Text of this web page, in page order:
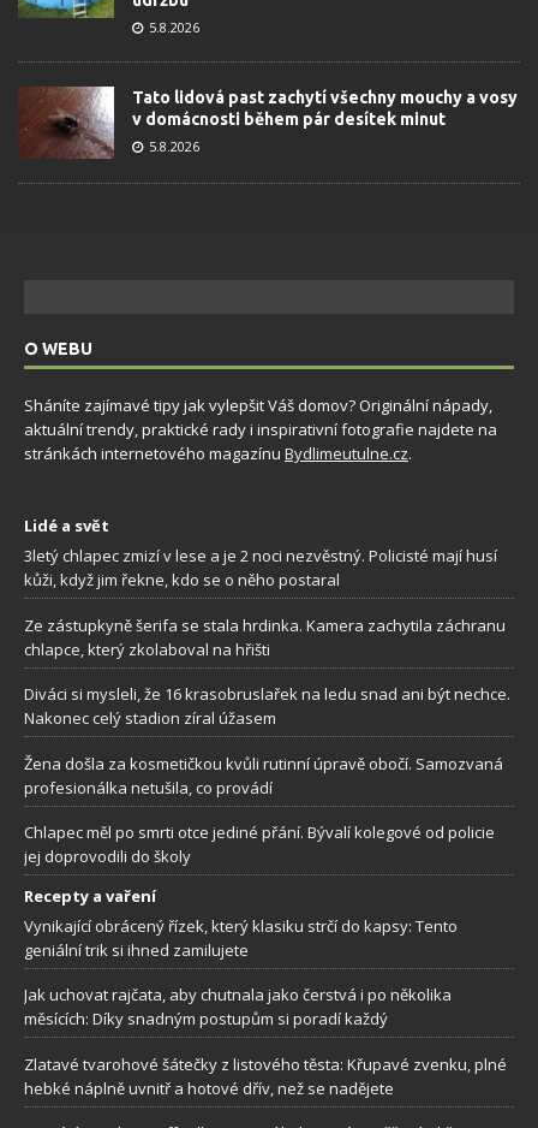
5.8.2026
Tato lidová past zachytí všechny mouchy a vosy
v domácnosti během pár desítek minut
5.8.2026
O WEBU
Sháníte zajímavé tipy jak vylepšit Váš domov? Originální nápady,
aktuální trendy, praktické rady i inspirativní fotografie najdete na
stránkách internetového magazínu Bydlimeutulne.cz.
Lidé a svět
3letý chlapec zmizí v lese a je 2 noci nezvěstný. Policisté mají husí
kůži, když jim řekne, kdo se o něho postaral
Ze zástupkyně šerifa se stala hrdinka. Kamera zachytila záchranu
chlapce, který zkolaboval na hřišti
Diváci si mysleli, že 16 krasobruslařek na ledu snad ani být nechce.
Nakonec celý stadion zíral úžasem
Žena došla za kosmetičkou kvůli rutinní úpravě obočí. Samozvaná
profesionálka netušila, co provádí
Chlapec měl po smrti otce jediné přání. Bývalí kolegové od policie
jej doprovodili do školy
Recepty a vaření
Vynikající obrácený řízek, který klasiku strčí do kapsy: Tento
geniální trik si ihned zamilujete
Jak uchovat rajčata, aby chutnala jako čerstvá i po několika
měsících: Díky snadným postupům si poradí každý
Zlatavé tvarohové šátečky z listového těsta: Křupavé zvenku, plné
hebké náplně uvnitř a hotové dřív, než se nadějete